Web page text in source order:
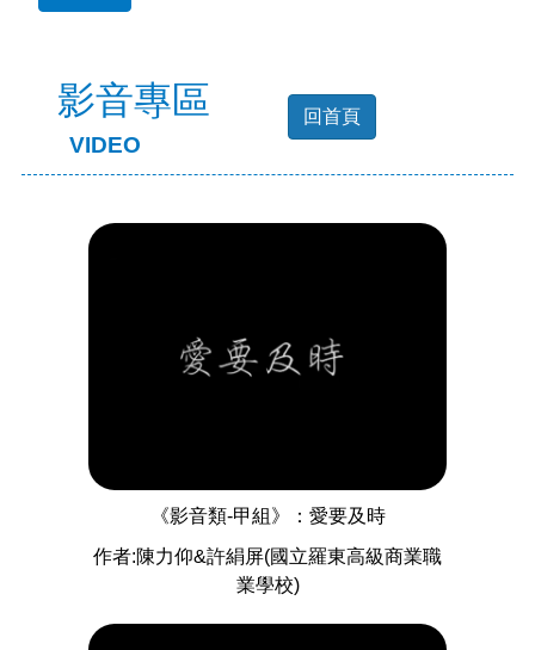
影音專區
VIDEO
回首頁
《影音類-甲組》：愛要及時
作者:陳力仰&許絹屏(國立羅東高級商業職
業學校)